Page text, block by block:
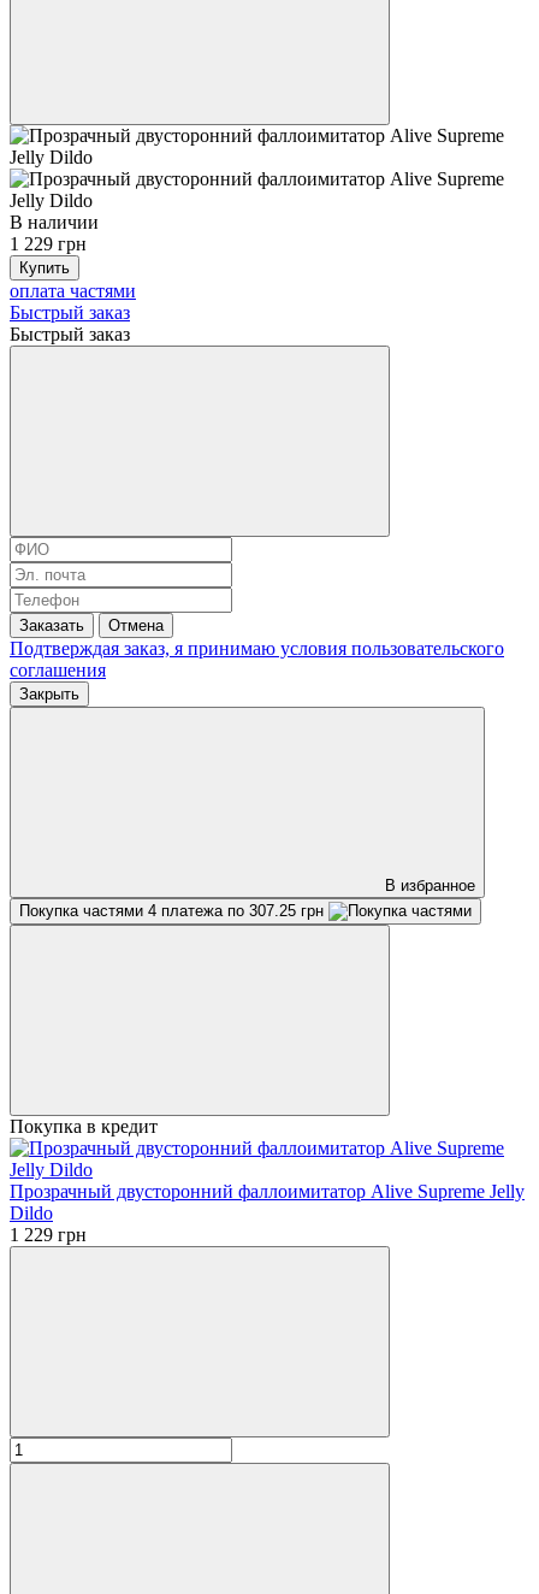
В наличии
1 229 грн
Купить
оплата частями
Быстрый заказ
Быстрый заказ
Заказать Отмена
Подтверждая заказ, я принимаю условия пользовательского
соглашения
Закрыть
В избранное
Покупка частями 4 платежа по 307.25 грн
Покупка в кредит
Прозрачный двусторонний фаллоимитатор Alive Supreme Jelly
Dildo
1 229 грн